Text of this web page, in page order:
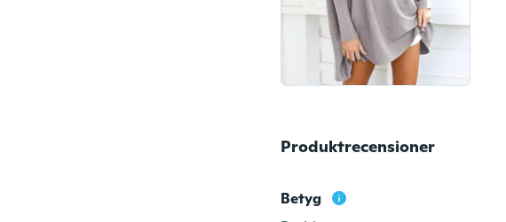
Produktrecensioner
Betyg